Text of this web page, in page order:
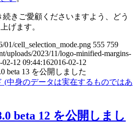
続きご愛顧くださいますよう、どう
げます。
01/cell_selection_mode.png 555 759
uploads/2023/11/logo-minified-margins-
02-12 09:44:162016-02-12
beta 13 を公開しました
beta 12 を公開しまし